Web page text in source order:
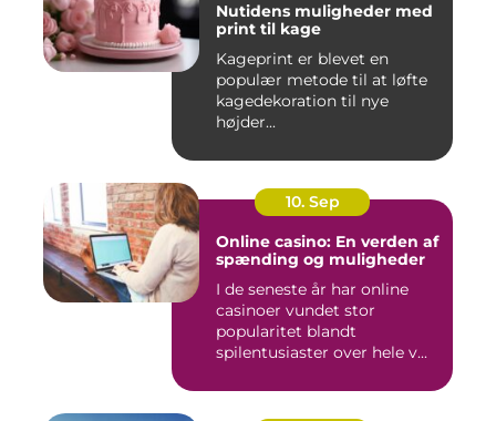
Nutidens muligheder med
print til kage
Kageprint er blevet en
populær metode til at løfte
kagedekoration til nye
højder...
10. Sep
Online casino: En verden af
spænding og muligheder
I de seneste år har online
casinoer vundet stor
popularitet blandt
spilentusiaster over hele v...